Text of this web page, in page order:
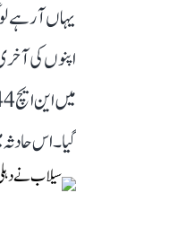
یہاں آ رہے
اپنوں کی
گیا۔ اس حادثہ